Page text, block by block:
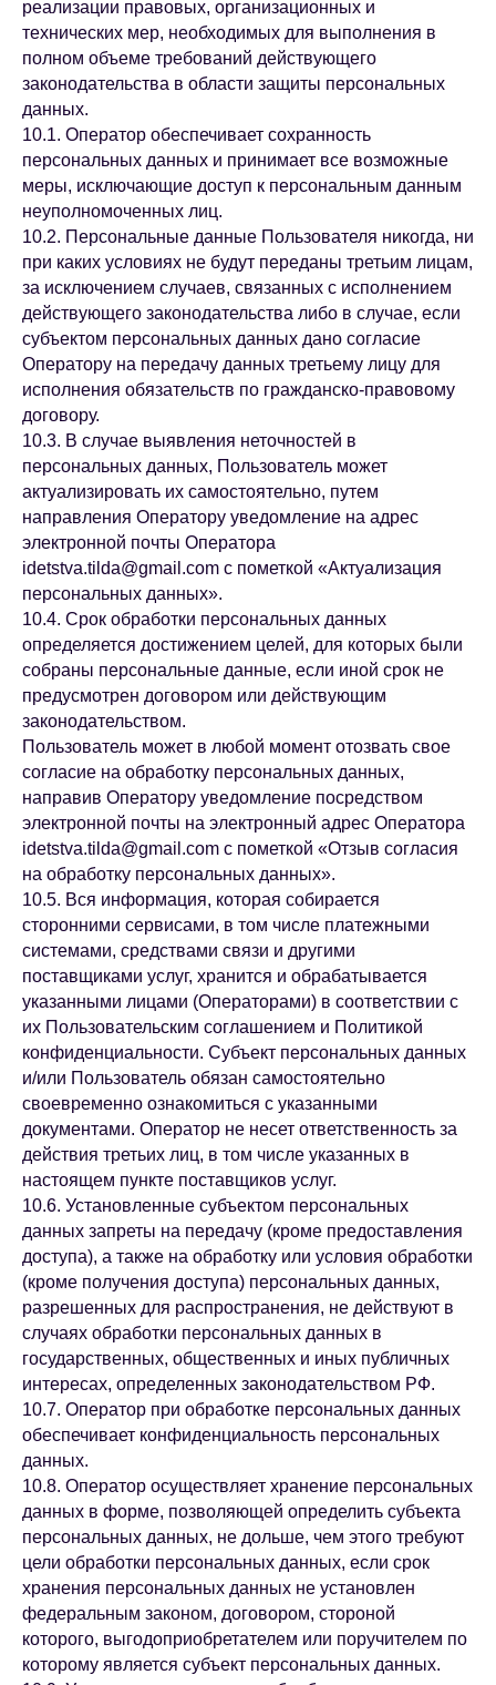
реализации правовых, организационных и
технических мер, необходимых для выполнения в
полном объеме требований действующего
законодательства в области защиты персональных
данных.
10.1. Оператор обеспечивает сохранность
персональных данных и принимает все возможные
меры, исключающие доступ к персональным данным
неуполномоченных лиц.
10.2. Персональные данные Пользователя никогда, ни
при каких условиях не будут переданы третьим лицам,
за исключением случаев, связанных с исполнением
действующего законодательства либо в случае, если
субъектом персональных данных дано согласие
Оператору на передачу данных третьему лицу для
исполнения обязательств по гражданско-правовому
договору.
10.3. В случае выявления неточностей в
персональных данных, Пользователь может
актуализировать их самостоятельно, путем
направления Оператору уведомление на адрес
электронной почты Оператора
idetstva.tilda@gmail.com с пометкой «Актуализация
персональных данных».
10.4. Срок обработки персональных данных
определяется достижением целей, для которых были
собраны персональные данные, если иной срок не
предусмотрен договором или действующим
законодательством.
Пользователь может в любой момент отозвать свое
согласие на обработку персональных данных,
направив Оператору уведомление посредством
электронной почты на электронный адрес Оператора
idetstva.tilda@gmail.com с пометкой «Отзыв согласия
на обработку персональных данных».
10.5. Вся информация, которая собирается
сторонними сервисами, в том числе платежными
системами, средствами связи и другими
поставщиками услуг, хранится и обрабатывается
указанными лицами (Операторами) в соответствии с
их Пользовательским соглашением и Политикой
конфиденциальности. Субъект персональных данных
и/или Пользователь обязан самостоятельно
своевременно ознакомиться с указанными
документами. Оператор не несет ответственность за
действия третьих лиц, в том числе указанных в
настоящем пункте поставщиков услуг.
10.6. Установленные субъектом персональных
данных запреты на передачу (кроме предоставления
доступа), а также на обработку или условия обработки
(кроме получения доступа) персональных данных,
разрешенных для распространения, не действуют в
случаях обработки персональных данных в
государственных, общественных и иных публичных
интересах, определенных законодательством РФ.
10.7. Оператор при обработке персональных данных
обеспечивает конфиденциальность персональных
данных.
10.8. Оператор осуществляет хранение персональных
данных в форме, позволяющей определить субъекта
персональных данных, не дольше, чем этого требуют
цели обработки персональных данных, если срок
хранения персональных данных не установлен
федеральным законом, договором, стороной
которого, выгодоприобретателем или поручителем по
которому является субъект персональных данных.